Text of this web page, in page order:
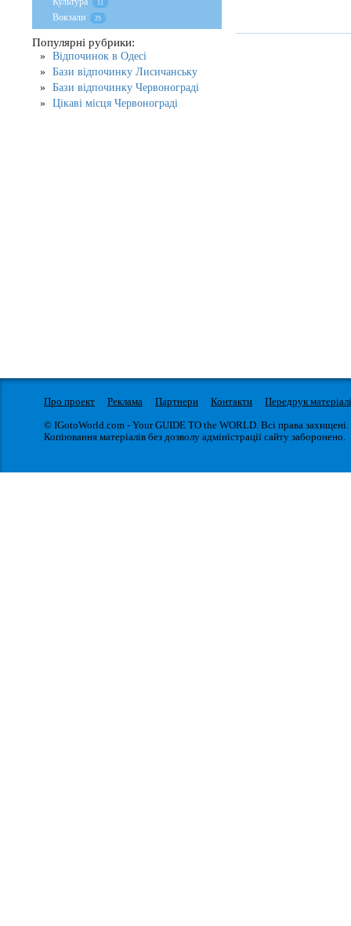
11
Вокзали 25
Популярні рубрики:
Відпочинок в Одесі
Бази відпочинку Лисичанську
Бази відпочинку Червонограді
Цікаві місця Червонограді
Про проект Реклама Партнери Контакти
Передрук
© IGotoWorld.com - Your GUIDE TO the WORLD. Всі права захищені.
Копіювання матеріалів без дозволу адміністрації сайту заборонено.